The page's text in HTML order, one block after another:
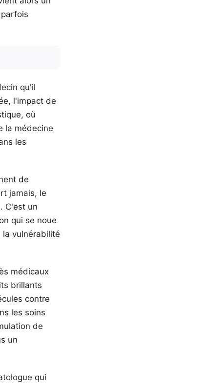
qu'il
l'impact de
où
la médecine
les
de
jamais, le
C'est un
qui se noue
vulnérabilité
médicaux
brillants
contre
les soins
de
un
qui